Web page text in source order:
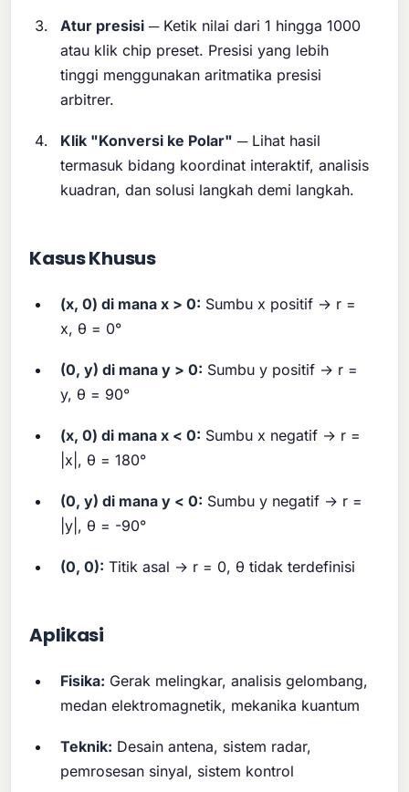
Atur presisi ─ Ketik nilai dari 1 hingga 1000
atau klik chip preset. Presisi yang lebih
tinggi menggunakan aritmatika presisi
arbitrer.
Klik "Konversi ke Polar" ─ Lihat hasil
termasuk bidang koordinat interaktif, analisis
kuadran, dan solusi langkah demi langkah.
Kasus Khusus
(x, 0) di mana x > 0: Sumbu x positif → r =
x, θ = 0°
(0, y) di mana y > 0: Sumbu y positif → r =
y, θ = 90°
(x, 0) di mana x < 0: Sumbu x negatif → r =
|x|, θ = 180°
(0, y) di mana y < 0: Sumbu y negatif → r =
|y|, θ = -90°
(0, 0): Titik asal → r = 0, θ tidak terdefinisi
Aplikasi
Fisika: Gerak melingkar, analisis gelombang,
medan elektromagnetik, mekanika kuantum
Teknik: Desain antena, sistem radar,
pemrosesan sinyal, sistem kontrol